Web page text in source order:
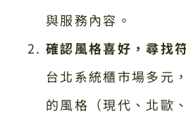
與服務內容。
確認風格喜好，尋找
台北系統櫃市場多元
的風格（現代、北歐